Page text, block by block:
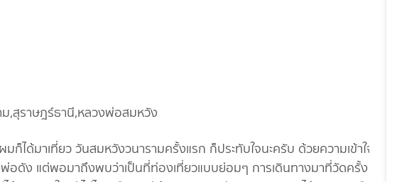
ก็ได้มาเที่ยว วันสมหวังวนารามครั้งแรก ก็ประทับใจนะครับ ด้วยความเข้าใจ
อดัง แต่พอมาถึงพบว่าเป็นที่ท่องเที่ยวแบบย่อมๆ การเดินทางมาที่วัดครั้ง